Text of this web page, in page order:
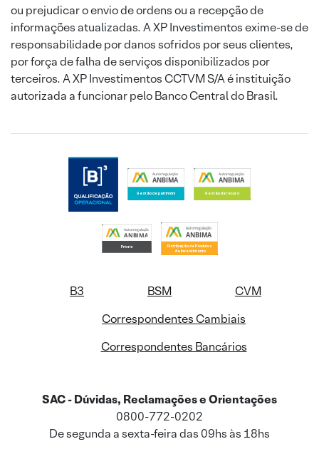
ou prejudicar o envio de ordens ou a recepção de
informações atualizadas. A XP Investimentos exime-se de
responsabilidade por danos sofridos por seus clientes,
por força de falha de serviços disponibilizados por
terceiros. A XP Investimentos CCTVM S/A é instituição
autorizada a funcionar pelo Banco Central do Brasil.
B3 BSM
CVM
Correspondentes Cambiais
Correspondentes Bancários
SAC - Dúvidas, Reclamações e Orientações
0800-772-0202
De segunda a sexta-feira das 09hs às 18hs